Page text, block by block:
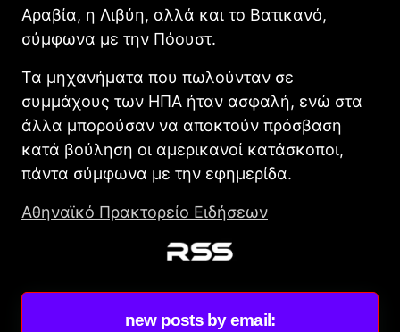
Αραβία, η Λιβύη, αλλά και το Βατικανό,
σύμφωνα με την Πόουστ.
Τα μηχανήματα που πωλούνταν σε
συμμάχους των ΗΠΑ ήταν ασφαλή, ενώ στα
άλλα μπορούσαν να αποκτούν πρόσβαση
κατά βούληση οι αμερικανοί κατάσκοποι,
πάντα σύμφωνα με την εφημερίδα.
Αθηναϊκό Πρακτορείο Ειδήσεων
new posts by email: